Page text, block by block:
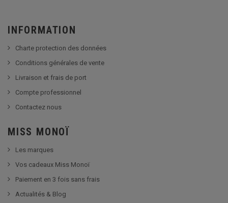
INFORMATION
Charte protection des données
Conditions générales de vente
Livraison et frais de port
Compte professionnel
Contactez nous
MISS MONOÏ
Les marques
Vos cadeaux Miss Monoï
Paiement en 3 fois sans frais
Actualités & Blog